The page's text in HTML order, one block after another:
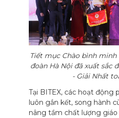
Tiết mục Chào bình
đoàn Hà Nội đã xuất sắc
- Giải Nhất
Tại BITEX, các hoạt động
luôn gắn kết, song hành
nâng tầm chất lượng